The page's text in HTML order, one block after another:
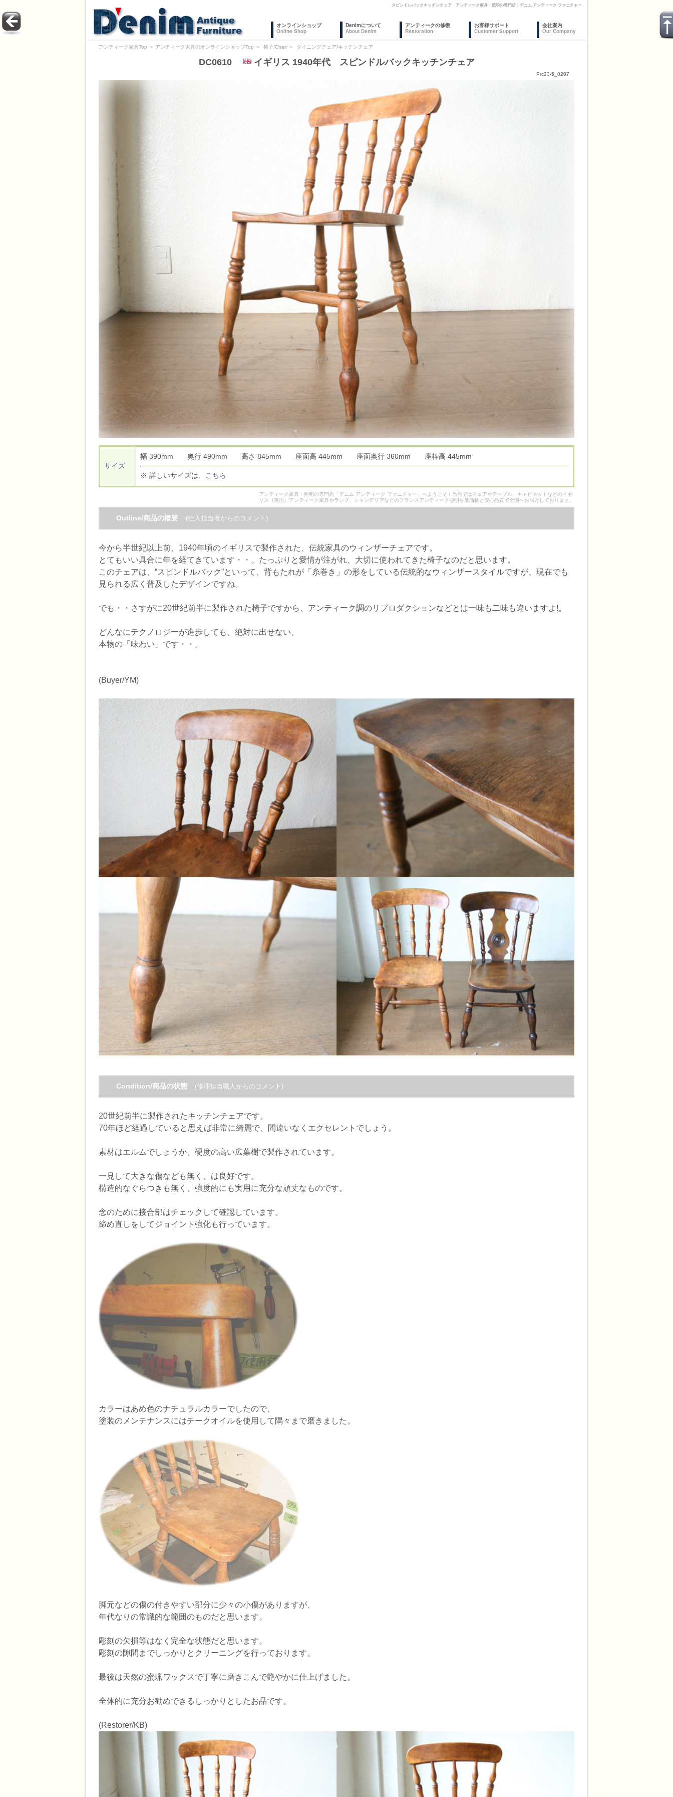
スピンドルバックキッチンチェア アンティーク家具・照明の専門店｜デニム アンティーク ファニチャー
オンラインショップ
Online Shop
Denimについて
About Denim
アンティークの修復
Restoration
お客様サポート
Customer Support
会社案内
Our Company
アンティーク家具Top ＞ アンティーク家具のオンラインショップTop ＞ 椅子/Chair ＞ ダイニングチェア/キッチンチェア
DC0610 イギリス 1940年代 スピンドルバックキッチンチェア
Prc23-5_0207
サイズ
幅 390mm 奥行 490mm 高さ 845mm 座面高 445mm 座面奥行 360mm 座枠高 445mm
※ 詳しいサイズは、 こちら
アンティーク家具・照明の専門店「デニム アンティーク ファニチャー」へようこそ！当店ではチェアやテーブル、キャビネットなどのイギ
リス（英国）アンティーク家具やランプ、シャンデリアなどのフランスアンティーク照明を低価格と安心品質で全国へお届けしております。
Outline/商品の概要 (仕入担当者からのコメント)
今から半世紀以上前、1940年頃のイギリスで製作された、伝統家具のウィンザーチェアです。
とてもいい具合に年を経てきています・・。たっぷりと愛情が注がれ、大切に使われてきた椅子なのだと思います。
このチェアは、“スピンドルバック”といって、背もたれが「糸巻き」の形をしている伝統的なウィンザースタイルですが、現在でも
見られる広く普及したデザインですね。
でも・・さすがに20世紀前半に製作された椅子ですから、アンティーク調のリプロダクションなどとは一味も二味も違いますよ!。
どんなにテクノロジーが進歩しても、絶対に出せない、
本物の「味わい」です・・。
(Buyer/YM)
Condition/商品の状態 (修理担当職人からのコメント)
20世紀前半に製作されたキッチンチェアです。
70年ほど経過していると思えば非常に綺麗で、間違いなくエクセレントでしょう。
素材はエルムでしょうか、硬度の高い広葉樹で製作されています。
一見して大きな傷なども無く、は良好です。
構造的なぐらつきも無く、強度的にも実用に充分な頑丈なものです。
念のために接合部はチェックして確認しています。
締め直しをしてジョイント強化も行っています。
カラーはあめ色のナチュラルカラーでしたので、
塗装のメンテナンスにはチークオイルを使用して隅々まで磨きました。
脚元などの傷の付きやすい部分に少々の小傷がありますが、
年代なりの常識的な範囲のものだと思います。
彫刻の欠損等はなく完全な状態だと思います。
彫刻の隙間までしっかりとクリーニングを行っております。
最後は天然の蜜蝋ワックスで丁寧に磨きこんで艶やかに仕上げました。
全体的に充分お勧めできるしっかりとしたお品です。
(Restorer/KB)